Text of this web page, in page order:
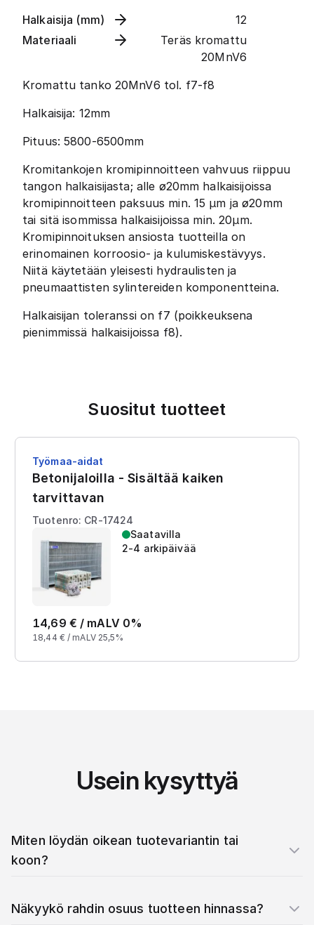
Halkaisija (mm)
12
Materiaali
Teräs kromattu
20MnV6
Kromattu tanko 20MnV6 tol. f7-f8
Halkaisija: 12mm
Pituus: 5800-6500mm
Kromitankojen kromipinnoitteen vahvuus riippuu
tangon halkaisijasta; alle ø20mm halkaisijoissa
kromipinnoitteen paksuus min. 15 µm ja ø20mm
tai sitä isommissa halkaisijoissa min. 20µm.
Kromipinnoituksen ansiosta tuotteilla on
erinomainen korroosio- ja kulumiskestävyys.
Niitä käytetään yleisesti hydraulisten ja
pneumaattisten sylintereiden komponentteina.
Halkaisijan toleranssi on f7 (poikkeuksena
pienimmissä halkaisijoissa f8).
Suositut tuotteet
Työmaa-aidat
Betonijaloilla - Sisältää kaiken
tarvittavan
Tuotenro: CR-17424
Saatavilla
2-4 arkipäivää
14,69 € / mALV 0%
18,44 € / mALV 25,5%
Usein kysyttyä
Miten löydän oikean tuotevariantin tai
koon?
Näkyykö rahdin osuus tuotteen hinnassa?